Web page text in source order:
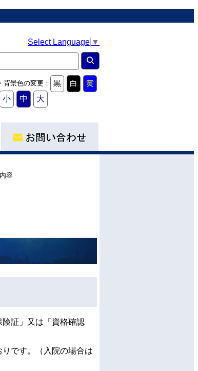
Select Language ▼
黄
白
黒
背景色の変更：
大
中
小
容
証」又は「資格確認
です。（入院の場合は